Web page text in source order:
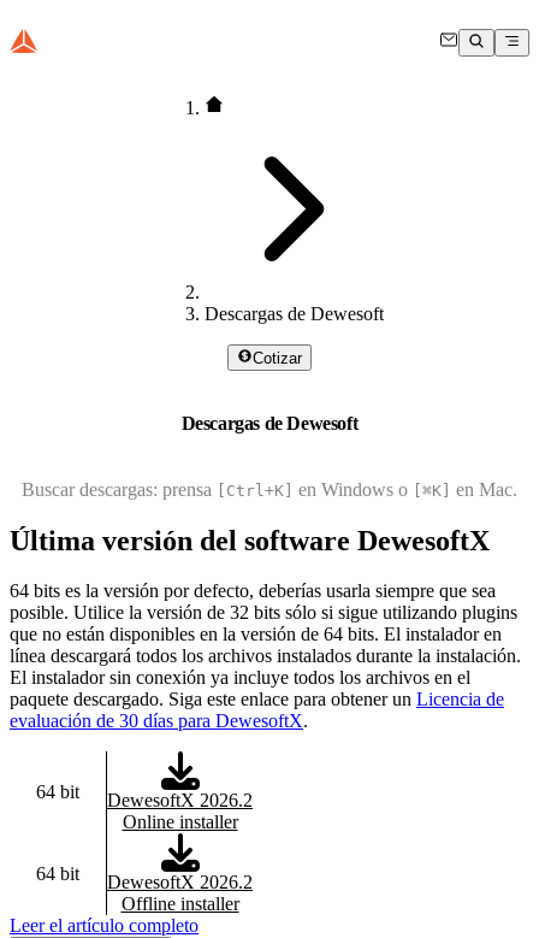
Descargas de Dewesoft
Cotizar
Descargas de Dewesoft
Buscar descargas: prensa [Ctrl+K] en Windows o [⌘K] en Mac.
Última versión del software DewesoftX
64 bits es la versión por defecto, deberías usarla siempre que sea
posible. Utilice la versión de 32 bits sólo si sigue utilizando plugins
que no están disponibles en la versión de 64 bits. El instalador en
línea descargará todos los archivos instalados durante la instalación.
El instalador sin conexión ya incluye todos los archivos en el
paquete descargado. Siga este enlace para obtener un Licencia de
evaluación de 30 días para DewesoftX.
64 bit
DewesoftX 2026.2
Online installer
64 bit
DewesoftX 2026.2
Offline installer
Leer el artículo completo